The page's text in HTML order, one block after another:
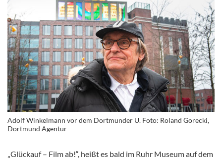
Adolf Winkelmann vor dem Dortmunder U. Foto: Roland Gorecki,
Dortmund Agentur
„Glückauf – Film ab!“, heißt es bald im Ruhr Museum auf dem